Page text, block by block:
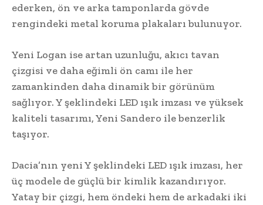
ederken, ön ve arka tamponlarda gövde
rengindeki metal koruma plakaları bulunuyor.
Yeni Logan ise artan uzunluğu, akıcı tavan
çizgisi ve daha eğimli ön camı ile her
zamankinden daha dinamik bir görünüm
sağlıyor. Y şeklindeki LED ışık imzası ve yüksek
kaliteli tasarımı, Yeni Sandero ile benzerlik
taşıyor.
Dacia’nın yeni Y şeklindeki LED ışık imzası, her
üç modele de güçlü bir kimlik kazandırıyor.
Yatay bir çizgi, hem öndeki hem de arkadaki iki